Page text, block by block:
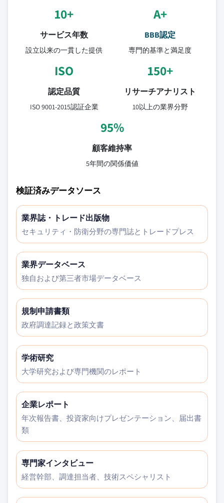
10+
サービス年数
設立以来の一貫した提供
A+
BBB認定
専門的基準と満足度
ISO
認定品質
ISO 9001-2015認証企業
150+
リサーチアナリスト
10以上の業界分野
95%
顧客維持率
5年間の関係価値
検証済みデータソース
業界誌・トレード出版物
セキュリティ・防衛分野の専門誌とトレードプレス
業界データベース
独自および第三者市場データベース
規制申請書類
政府調達記録と政策文書
学術研究
大学研究および専門機関のレポート
企業レポート
年次報告書、投資家向けプレゼンテーション、届出書
類
専門家インタビュー
経営幹部、調達担当者、技術スペシャリスト